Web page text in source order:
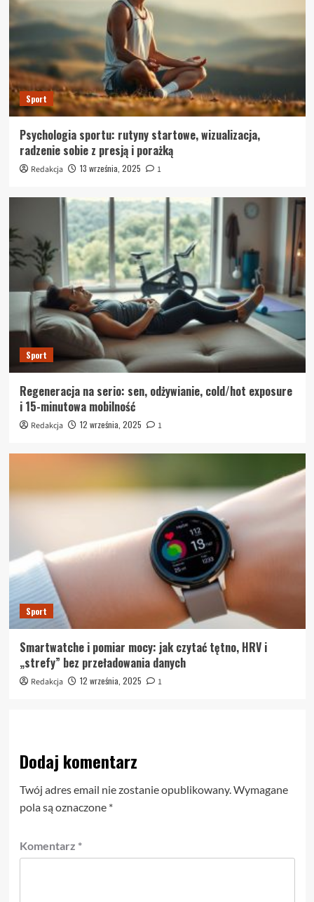
Sport
Psychologia sportu: rutyny startowe, wizualizacja,
radzenie sobie z presją i porażką
Redakcja 13 września, 2025 1
Sport
Regeneracja na serio: sen, odżywianie, cold/hot exposure
i 15-minutowa mobilność
Redakcja 12 września, 2025 1
Sport
Smartwatche i pomiar mocy: jak czytać tętno, HRV i
„strefy” bez przeładowania danych
Redakcja 12 września, 2025 1
Dodaj komentarz
Twój adres email nie zostanie opublikowany. Wymagane
pola są oznaczone *
Komentarz *